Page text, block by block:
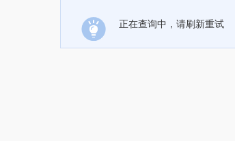
正在查询中，请刷新重试